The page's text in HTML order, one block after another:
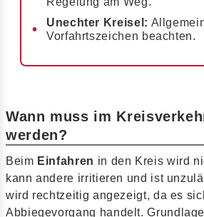
Unechter Kreisel:
Vorfahrtszeichen beachten.
Wann muss im
werden?
Beim Einfahren in den Kreis wird
kann andere irritieren und ist
wird rechtzeitig angezeigt, da es
Abbiegevorgang handelt.